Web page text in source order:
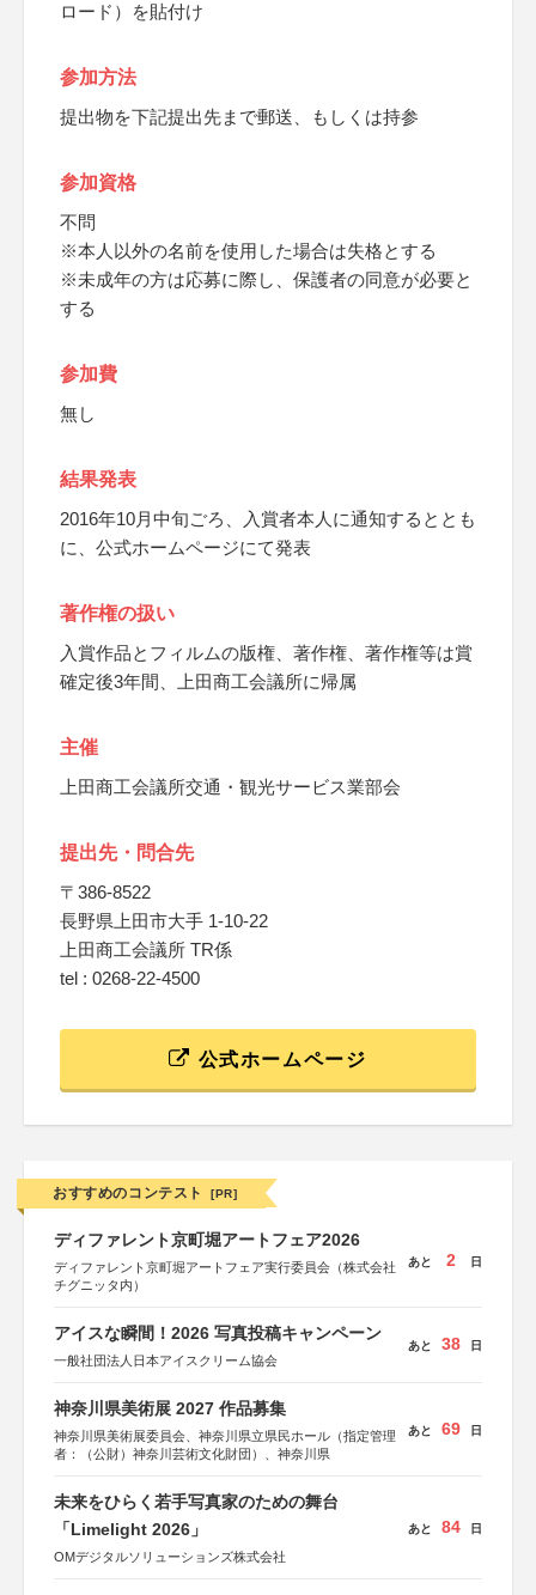
ロード）を貼付け
参加方法
提出物を下記提出先まで郵送、もしくは持参
参加資格
不問
※本人以外の名前を使用した場合は失格とする
※未成年の方は応募に際し、保護者の同意が必要と
する
参加費
無し
結果発表
2016年10月中旬ごろ、入賞者本人に通知するととも
に、公式ホームページにて発表
著作権の扱い
入賞作品とフィルムの版権、著作権、著作権等は賞
確定後3年間、上田商工会議所に帰属
主催
上田商工会議所交通・観光サービス業部会
提出先・問合先
〒386-8522
長野県上田市大手 1-10-22
上田商工会議所 TR係
tel : 0268-22-4500
公式ホームページ
おすすめのコンテスト [PR]
ディファレント京町堀アートフェア2026
ディファレント京町堀アートフェア実行委員会（株式会社
チグニッタ内）
あと 2 日
アイスな瞬間！2026 写真投稿キャンペーン
一般社団法人日本アイスクリーム協会
あと 38 日
神奈川県美術展 2027 作品募集
神奈川県美術展委員会、神奈川県立県民ホール（指定管理
者：（公財）神奈川芸術文化財団）、神奈川県
あと 69 日
未来をひらく若手写真家のための舞台
「Limelight 2026」
OMデジタルソリューションズ株式会社
あと 84 日